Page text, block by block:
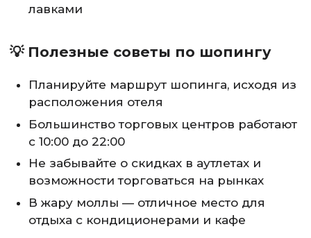
лавками
💡 Полезные советы по шопингу
Планируйте маршрут шопинга, исходя из
расположения отеля
Большинство торговых центров работают
с 10:00 до 22:00
Не забывайте о скидках в аутлетах и
возможности торговаться на рынках
В жару моллы — отличное место для
отдыха с кондиционерами и кафе